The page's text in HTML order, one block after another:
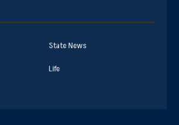
State News
Life